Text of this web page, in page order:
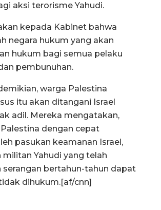
aksi terorisme Yahudi.
kepada Kabinet bahwa
negara hukum yang akan
hukum bagi semua pelaku
pembunuhan.
warga Palestina
itu akan ditangani Israel
adil. Mereka mengatakan,
dengan cepat
pasukan keamanan Israel,
militan Yahudi yang telah
serangan bertahun-tahun dapat
dihukum.[af/cnn]